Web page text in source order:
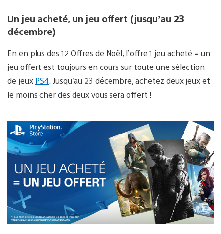
Un jeu acheté, un jeu offert (jusqu’au 23
décembre)
En en plus des 12 Offres de Noël, l’offre 1 jeu acheté = un
jeu offert est toujours en cours sur toute une sélection
de jeux PS4. Jusqu’au 23 décembre, achetez deux jeux et
le moins cher des deux vous sera offert !